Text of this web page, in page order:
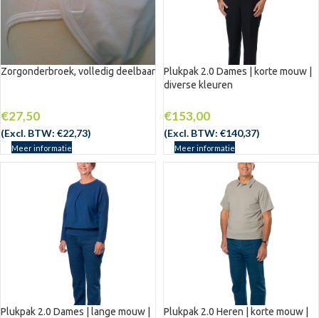
Zorgonderbroek, volledig deelbaar
€27,50
(Excl. BTW: €22,73)
Meer informatie
Plukpak 2.0 Dames | korte mouw |
diverse kleuren
€153,00
(Excl. BTW: €140,37)
Meer informatie
Plukpak 2.0 Dames | lange mouw |
Plukpak 2.0 Heren | korte mouw |